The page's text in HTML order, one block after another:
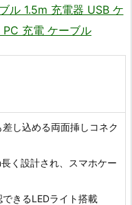
ル 1.5m 充電器 USB ケ
充電 ケーブル
し込める両面挿しコネク
く設計され、スマホケー
きるLEDライト搭載